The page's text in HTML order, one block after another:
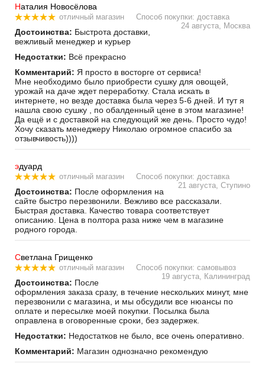
Наталия Новосёлова
отличный магазин
Способ покупки: доставка
24 августа, Москва
Достоинства: Быстрота доставки,
вежливый менеджер и курьер
Недостатки: Всё прекрасно
Комментарий: Я просто в восторге от сервиса!
Мне необходимо было приобрести сушку для овощей,
урожай на даче ждет переработку. Стала искать в
интернете, но везде доставка была через 5-6 дней. И тут я
нашла свою сушку , по обалденный цене в этом магазине!
Да ещё и с доставкой на следующий же день. Просто чудо!
Хочу сказать менеджеру Николаю огромное спасибо за
отзывчивость))))
эдуард
отличный магазин
Способ покупки: доставка
21 августа, Ступино
Достоинства: После оформления на
сайте быстро перезвонили. Вежливо все рассказали.
Быстрая доставка. Качество товара соответствует
описанию. Цена в полтора раза ниже чем в магазине
родного города.
Светлана Грищенко
отличный магазин
Способ покупки: самовывоз
19 августа, Калининград
Достоинства: После
оформления заказа сразу, в течение нескольких минут, мне
перезвонили с магазина, и мы обсудили все нюансы по
оплате и пересылке моей покупки. Посылка была
оправлена в оговоренные сроки, без задержек.
Недостатки: Недостатков не было, все очень оперативно.
Комментарий: Магазин однозначно рекомендую